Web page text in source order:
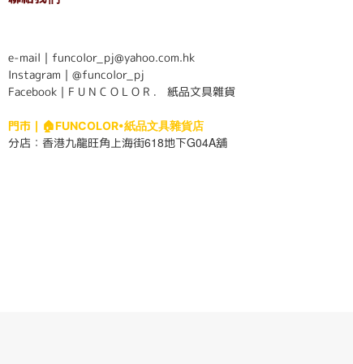
e-mail｜funcolor_pj@yahoo.com.hk
Instagram｜ @funcolor_pj
Facebook｜ F U N C O L O R ． 紙品文具雜貨
門市｜ 🏠FUNCOLOR•紙品文具雜貨店
分店： 香港九龍旺角上海街618地下G04A舖